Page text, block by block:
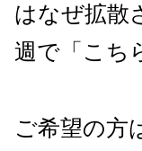
はなぜ拡散
週で「こち
ご希望の